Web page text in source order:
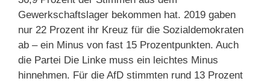
Gewerkschaftslager bekommen hat. 2019 gaben
nur 22 Prozent ihr Kreuz für die Sozialdemokraten
ab – ein Minus von fast 15 Prozentpunkten. Auch
die Partei Die Linke muss ein leichtes Minus
hinnehmen. Für die AfD stimmten rund 13 Prozent